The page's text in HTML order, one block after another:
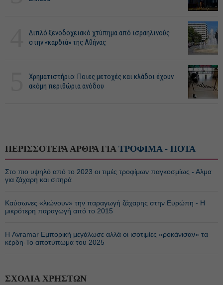
Διπλό ξενοδοχειακό χτύπημα από ισραηλινούς
στην «καρδιά» της Αθήνας
Χρηματιστήριο: Ποιες μετοχές και κλάδοι έχουν
ακόμη περιθώρια ανόδου
ΠΕΡΙΣΣΟΤΕΡΑ ΑΡΘΡΑ ΓΙΑ ΤΡΟΦΙΜΑ - ΠΟΤΑ
Στο πιο υψηλό από το 2023 οι τιμές τροφίμων παγκοσμίως - Αλμα
για ζάχαρη και σιτηρά
Καύσωνες «λιώνουν» την παραγωγή ζάχαρης στην Ευρώπη - Η
μικρότερη παραγωγή από το 2015
Η Avramar Εμπορική μεγάλωσε αλλά οι ισοτιμίες «ροκάνισαν» τα
κέρδη-Το αποτύπωμα του 2025
ΣΧΟΛΙΑ ΧΡΗΣΤΩΝ